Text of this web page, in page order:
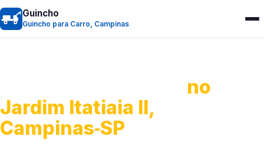
Guincho
Guincho para Carro, Campinas
no
Jardim Itatiaia II,
Campinas‑SP